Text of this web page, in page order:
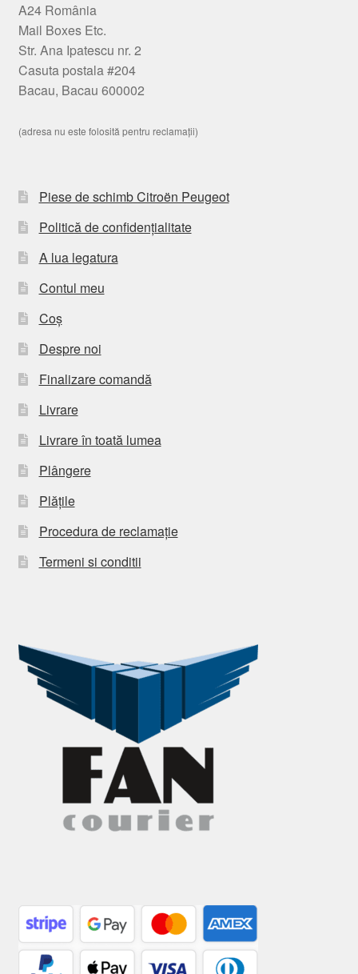
A24 România
Mail Boxes Etc.
Str. Ana Ipatescu nr. 2
Casuta postala #204
Bacau, Bacau 600002
(adresa nu este folosită pentru reclamații)
Piese de schimb Citroën Peugeot
Politică de confidențialitate
A lua legatura
Contul meu
Coș
Despre noi
Finalizare comandă
Livrare
Livrare în toată lumea
Plângere
Plățile
Procedura de reclamație
Termeni si conditii